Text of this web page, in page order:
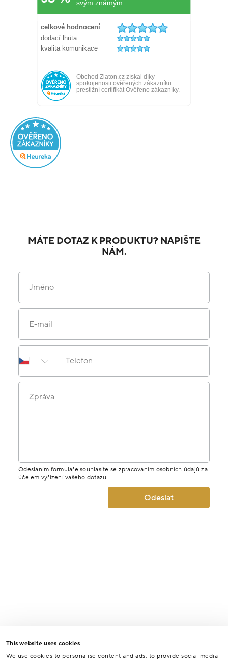
This website uses cookies
We use cookies to personalise content and ads, to provide social media
MÁTE DOTAZ K PRODUKTU? NAPIŠTE
NÁM.
Jméno
E-mail
Telefon
Zpráva
Odesláním formuláře souhlasíte se zpracováním osobních údajů za
účelem vyřízení vašeho dotazu.
Odeslat